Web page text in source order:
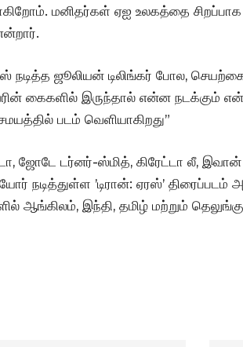
மனிதர்கள் ஏஐ உலகத்தை சிறப்பாக
நடித்த ஜூலியன் டிலிங்கர் போல,
கைகளில் இருந்தால் என்ன நடக்கும்
படம் வெளியாகிறது”
ஜோடே டர்னர்-ஸ்மித், கிரேட்டா லீ,
நடித்துள்ள ’டிரான்: ஏரஸ்’
ஆங்கிலம், இந்தி, தமிழ் மற்றும்